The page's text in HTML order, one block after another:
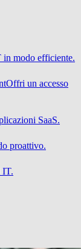
in modo efficiente.
Offri un accesso
SaaS.
proattivo.
IT.